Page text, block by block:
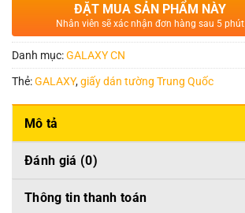
ĐẶT MUA SẢN PHẨM NÀY
Nhân viên sẽ xác nhận đơn hàng sau 5 phút
Danh mục:GALAXY CN
Thẻ:GALAXY,giấy dán tường Trung Quốc
Mô tả
Đánh giá (0)
Thông tin thanh toán